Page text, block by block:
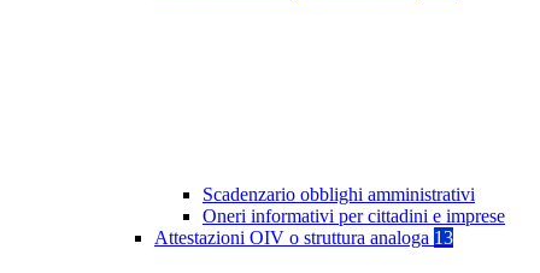
Scadenzario obblighi amministrativi
Oneri informativi per cittadini e imprese
Attestazioni OIV o struttura analoga 13